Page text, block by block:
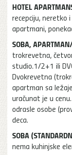
HOTEL
recepciju, neretko
apartmani,
SOBA,
trokrevetna,
studio.1/2+1 ili
Dvokrevetna
apartman sa
uračunat je u
odrasle osobe
deca.
SOBA
nema kuhinjske